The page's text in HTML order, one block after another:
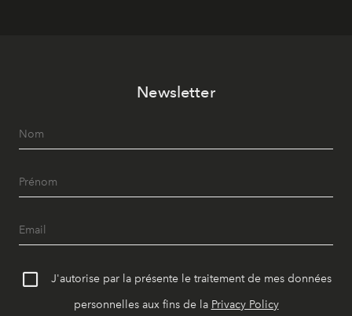
Newsletter
J'autorise par la présente le traitement de mes données
personnelles aux fins de la Privacy Policy